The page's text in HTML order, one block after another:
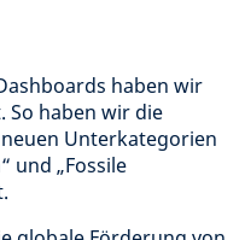
haben wir
So haben wir die
Unterkategorien
und „Fossile